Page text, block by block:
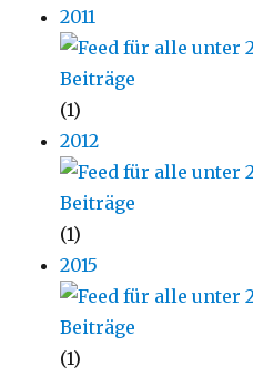
2011
(1)
2012
(1)
2015
(1)